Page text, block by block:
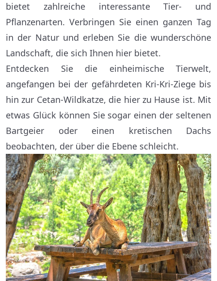
bietet zahlreiche interessante Tier- und
Pflanzenarten. Verbringen Sie einen ganzen Tag
in der Natur und erleben Sie die wunderschöne
Landschaft, die sich Ihnen hier bietet.
Entdecken Sie die einheimische Tierwelt,
angefangen bei der gefährdeten Kri-Kri-Ziege bis
hin zur Cetan-Wildkatze, die hier zu Hause ist. Mit
etwas Glück können Sie sogar einen der seltenen
Bartgeier oder einen kretischen Dachs
beobachten, der über die Ebene schleicht.